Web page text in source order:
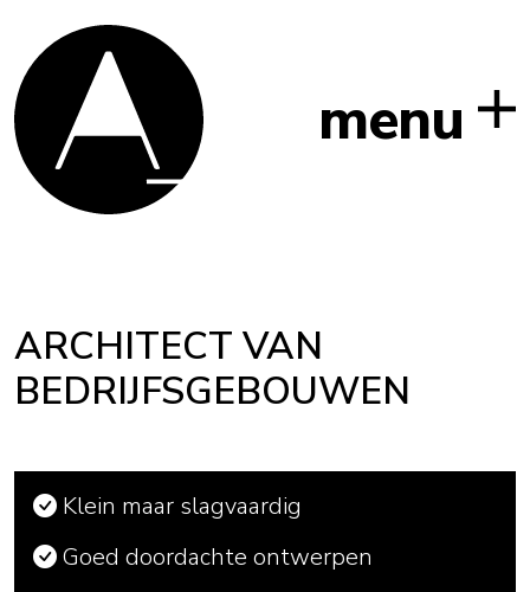
menu
ARCHITECT VAN
BEDRIJFSGEBOUWEN
Klein maar slagvaardig
Goed doordachte ontwerpen